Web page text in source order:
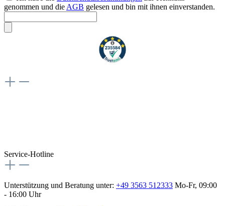
genommen und die AGB gelesen und bin mit ihnen einverstanden.
Service-Hotline
Unterstützung und Beratung unter: +49 3563 512333 Mo-Fr, 09:00
- 16:00 Uhr